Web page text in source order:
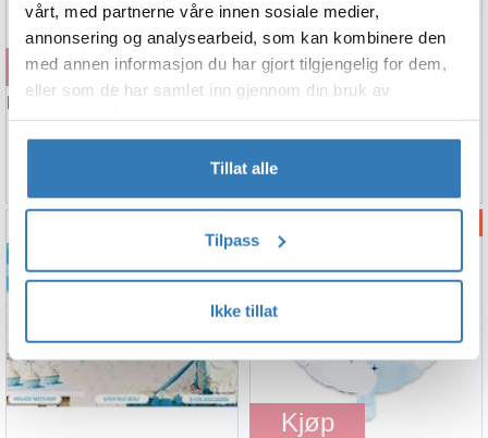
vårt, med partnerne våre innen sosiale medier,
annonsering og analysearbeid, som kan kombinere den
med annen informasjon du har gjort tilgjengelig for dem,
eller som de har samlet inn gjennom din bruk av
Tillat alle
Tilpass
Ikke tillat
Kjøp
2.5dl - 8pk
Kjøp
8 Plastfrie tallerkener i papp - 23cm
Kjøp